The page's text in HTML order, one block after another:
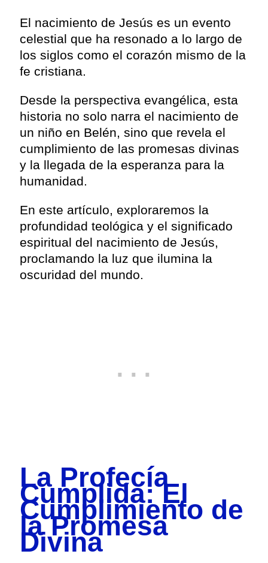
El nacimiento de Jesús es un evento
celestial que ha resonado a lo largo de
los siglos como el corazón mismo de la
fe cristiana.
Desde la perspectiva evangélica, esta
historia no solo narra el nacimiento de
un niño en Belén, sino que revela el
cumplimiento de las promesas divinas
y la llegada de la esperanza para la
humanidad.
En este artículo, exploraremos la
profundidad teológica y el significado
espiritual del nacimiento de Jesús,
proclamando la luz que ilumina la
oscuridad del mundo.
La Profecía
Cumplida: El
Cumplimiento de
la Promesa
Divina